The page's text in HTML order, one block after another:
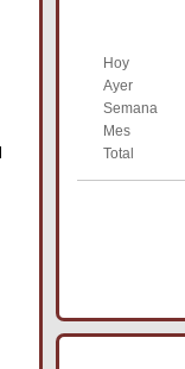
Hoy
Ayer
Semana
Mes
Total